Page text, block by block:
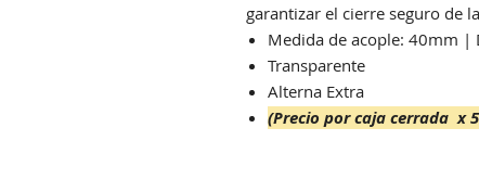
garantizar el cierre seguro de
Medida de acople: 40mm |
Transparente
Alterna Extra
(Precio por caja cerrada x